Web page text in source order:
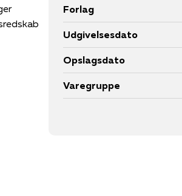
Forlag
Udgivelsesdato
Opslagsdato
Varegruppe